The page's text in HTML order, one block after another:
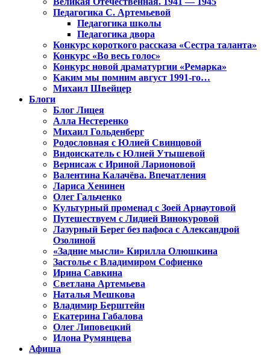
Педагогика С. Артемьевой
Педагогика школы
Педагогика двора
Конкурс короткого рассказа «Сестра таланта»
Конкурс «Во весь голос»
Конкурс новой драматургии «Ремарка»
Каким мы помним август 1991-го…
Михаил Швейцер
Блоги
Блог Лицея
Алла Нестеренко
Михаил Гольденберг
Родословная с Юлией Свинцовой
Видоискатель с Юлией Утышевой
Вернисаж с Ириной Ларионовой
Валентина Калачёва. Впечатления
Лариса Хенинен
Олег Гальченко
Культурный променад с Зоей Арнаутовой
Путешествуем с Лидией Винокуровой
Лазурный Берег без пафоса с Александрой
Озолиной
«Задние мысли» Кирилла Олюшкина
Застолье с Владимиром Софиенко
Ирина Савкина
Светлана Артемьева
Наталья Мешкова
Владимир Берштейн
Екатерина Габалова
Олег Липовецкий
Илона Румянцева
Афиша